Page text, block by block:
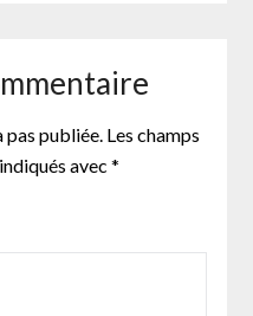
pas publiée. Les champs
avec *